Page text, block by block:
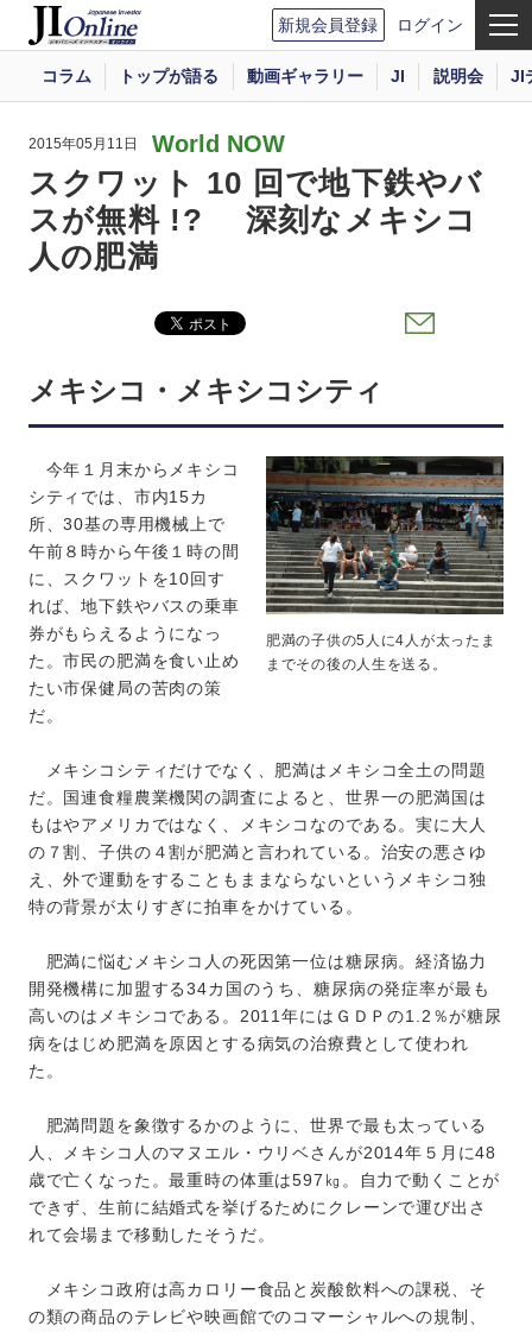
新規会員登録 ログイン
コラム トップが語る 動画ギャラリー JI 説明会 JI
2015年05月11日 World NOW
スクワット 10 回で地下鉄やバ
スが無料 !? 深刻なメキシコ
人の肥満
メキシコ・メキシコシティ
肥満の子供の5人に4人が太ったま
までその後の人生を送る。
今年１月末からメキシコ
シティでは、市内15カ
所、30基の専用機械上で
午前８時から午後１時の間
に、スクワットを10回す
れば、地下鉄やバスの乗車
券がもらえるようになっ
た。市民の肥満を食い止め
たい市保健局の苦肉の策
だ。
メキシコシティだけでなく、肥満はメキシコ全土の問題
だ。国連食糧農業機関の調査によると、世界一の肥満国は
もはやアメリカではなく、メキシコなのである。実に大人
の７割、子供の４割が肥満と言われている。治安の悪さゆ
え、外で運動をすることもままならないというメキシコ独
特の背景が太りすぎに拍車をかけている。
肥満に悩むメキシコ人の死因第一位は糖尿病。経済協力
開発機構に加盟する34カ国のうち、糖尿病の発症率が最も
高いのはメキシコである。2011年にはＧＤＰの1.2％が糖尿
病をはじめ肥満を原因とする病気の治療費として使われ
た。
肥満問題を象徴するかのように、世界で最も太っている
人、メキシコ人のマヌエル・ウリベさんが2014年５月に48
歳で亡くなった。最重時の体重は597㎏。自力で動くことが
できず、生前に結婚式を挙げるためにクレーンで運び出さ
れて会場まで移動したそうだ。
メキシコ政府は高カロリー食品と炭酸飲料への課税、そ
の類の商品のテレビや映画館でのコマーシャルへの規制、